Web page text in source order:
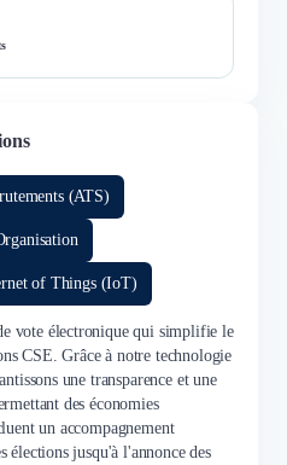
(ATS)
of Things (IoT)
vote électronique qui simplifie le
CSE. Grâce à notre technologie
une transparence et une
des économies
un accompagnement
jusqu'à l'annonce des